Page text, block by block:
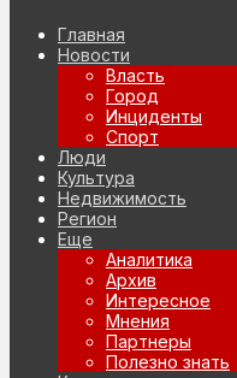
Главная
Новости
Власть
Город
Инциденты
Спорт
Люди
Культура
Недвижимость
Регион
Еще
Аналитика
Архив
Интересное
Мнения
Партнеры
Полезно знать